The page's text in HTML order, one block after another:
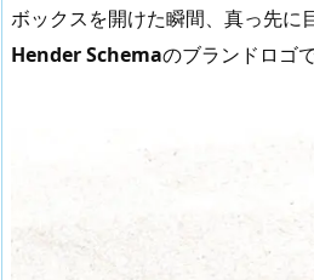
ボックスを開けた瞬間、真っ先に
Hender Schemaのブランドロゴで